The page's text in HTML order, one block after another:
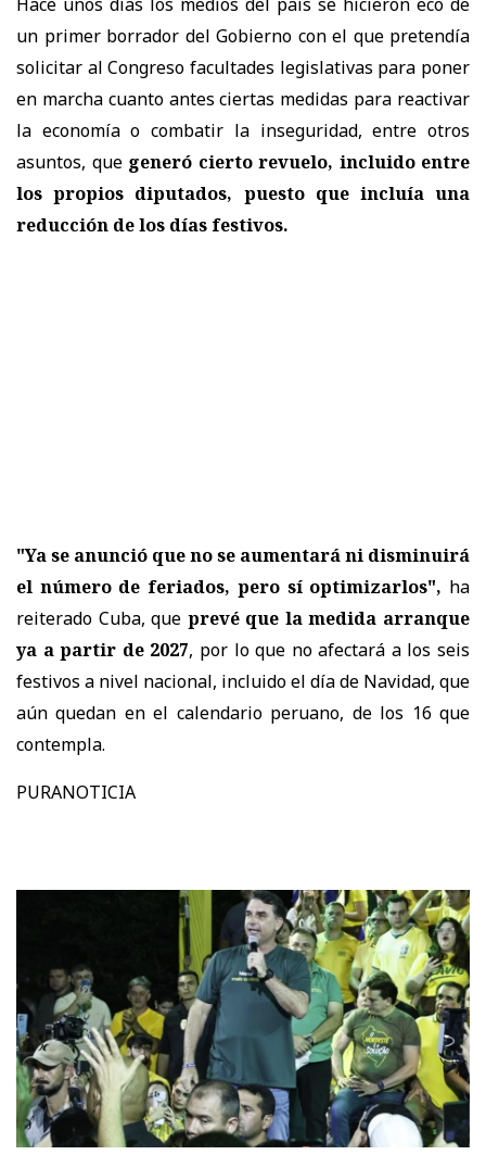
un primer borrador del Gobierno con el que pretendía
solicitar al Congreso facultades legislativas para poner
en marcha cuanto antes ciertas medidas para reactivar
la economía o combatir la inseguridad, entre otros
asuntos, que generó cierto revuelo, incluido entre
los propios diputados, puesto que incluía una
reducción de los días festivos.
"Ya se anunció que no se aumentará ni disminuirá
el número de feriados, pero sí optimizarlos", ha
reiterado Cuba, que prevé que la medida arranque
ya a partir de 2027, por lo que no afectará a los seis
festivos a nivel nacional, incluido el día de Navidad, que
aún quedan en el calendario peruano, de los 16 que
contempla.
PURANOTICIA